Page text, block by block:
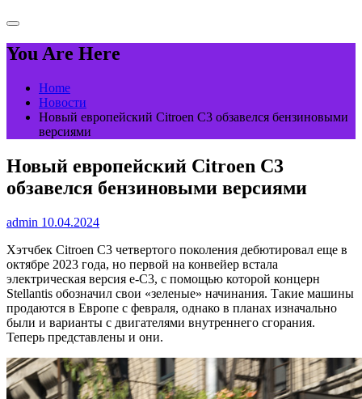
You Are Here
Home
Новости
Новый европейский Citroen C3 обзавелся бензиновыми
версиями
Новый европейский Citroen C3
обзавелся бензиновыми версиями
admin 10.04.2024
Хэтчбек Citroen C3 четвертого поколения дебютировал еще в
октябре 2023 года, но первой на конвейер встала
электрическая версия e-C3, с помощью которой концерн
Stellantis обозначил свои «зеленые» начинания. Такие машины
продаются в Европе с февраля, однако в планах изначально
были и варианты с двигателями внутреннего сгорания.
Теперь представлены и они.